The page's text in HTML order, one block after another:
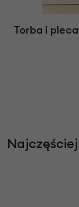
Torba i